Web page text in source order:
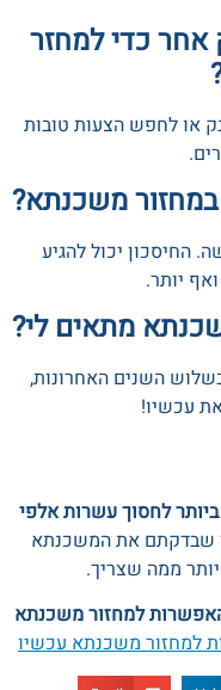
אחר כדי למחזר
או לחפש הצעות טובות
החיסכון יכול להגיע
יותר.
השנים האחרונות,
עכשיו!
לחסוך עשרות אלפי
שבדקתם את המשכנתא
ממה שצריך.
למחזור משכנתא
למחזור משכנתא עכשיו